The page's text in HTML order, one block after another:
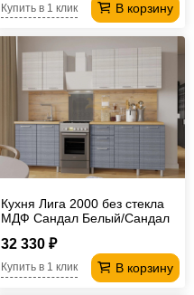
В корзину
Купить в 1 клик
Кухня Лига 2000 без стекла
МДФ Сандал Белый/Сандал
32 330 ₽
В корзину
Купить в 1 клик